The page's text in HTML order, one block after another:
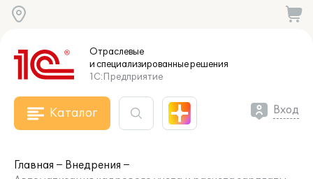
Отраслевые
и специализированныерешения
1С:Предприятие
Каталог Вход
Главная
Внедрения